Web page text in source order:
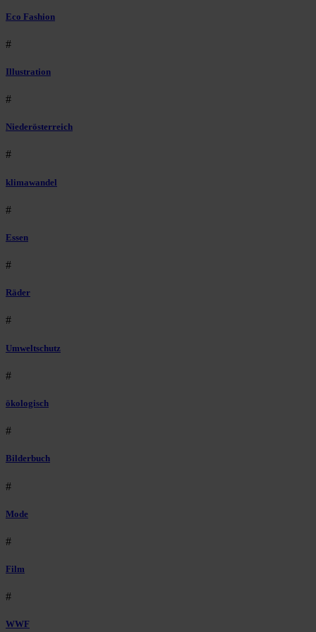
Eco Fashion
#
Illustration
#
Niederösterreich
#
klimawandel
#
Essen
#
Räder
#
Umweltschutz
#
ökologisch
#
Bilderbuch
#
Mode
#
Film
#
WWF